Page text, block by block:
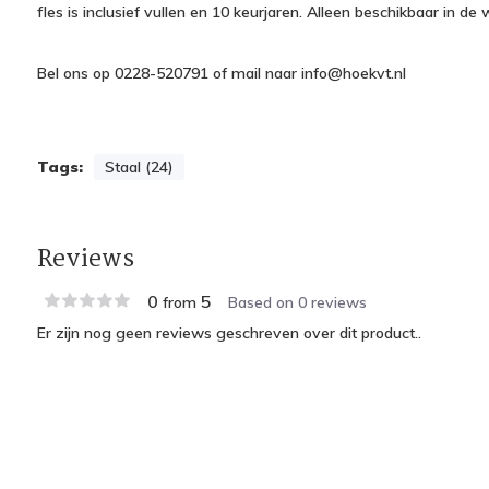
fles is inclusief vullen en 10 keurjaren. Alleen beschikbaar in de
Bel ons op 0228-520791 of mail naar info@hoekvt.nl
Tags: Staal (24)
Reviews
0 from 5 Based on 0 reviews
Er zijn nog geen reviews geschreven over dit product..